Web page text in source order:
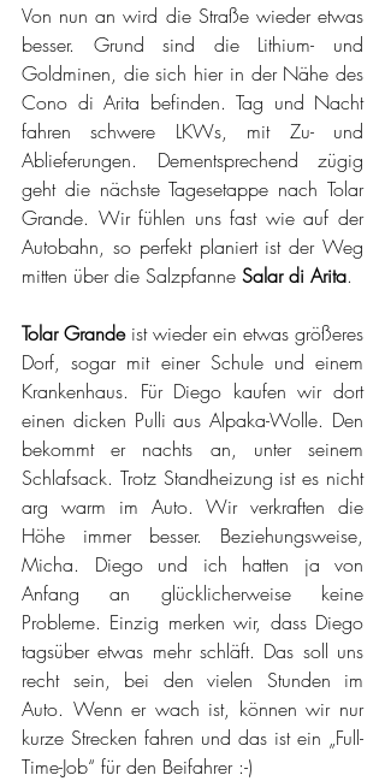
Von nun an wird die Straße wieder etwas
besser. Grund sind die Lithium- und
Goldminen, die sich hier in der Nähe des
Cono di Arita befinden. Tag und Nacht
fahren schwere LKWs, mit Zu- und
Ablieferungen. Dementsprechend zügig
geht die nächste Tagesetappe nach Tolar
Grande. Wir fühlen uns fast wie auf der
Autobahn, so perfekt planiert ist der Weg
mitten über die Salzpfanne Salar di Arita.
Tolar Grande ist wieder ein etwas größeres
Dorf, sogar mit einer Schule und einem
Krankenhaus. Für Diego kaufen wir dort
einen dicken Pulli aus Alpaka-Wolle. Den
bekommt er nachts an, unter seinem
Schlafsack. Trotz Standheizung ist es nicht
arg warm im Auto. Wir verkraften die
Höhe immer besser. Beziehungsweise,
Micha. Diego und ich hatten ja von
Anfang an glücklicherweise keine
Probleme. Einzig merken wir, dass Diego
tagsüber etwas mehr schläft. Das soll uns
recht sein, bei den vielen Stunden im
Auto. Wenn er wach ist, können wir nur
kurze Strecken fahren und das ist ein „Full-
Time-Job“ für den Beifahrer :-)